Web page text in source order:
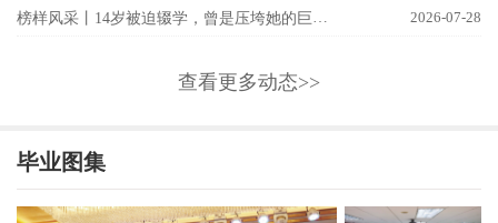
2026-07-28
查看更多动态>>
毕业图集